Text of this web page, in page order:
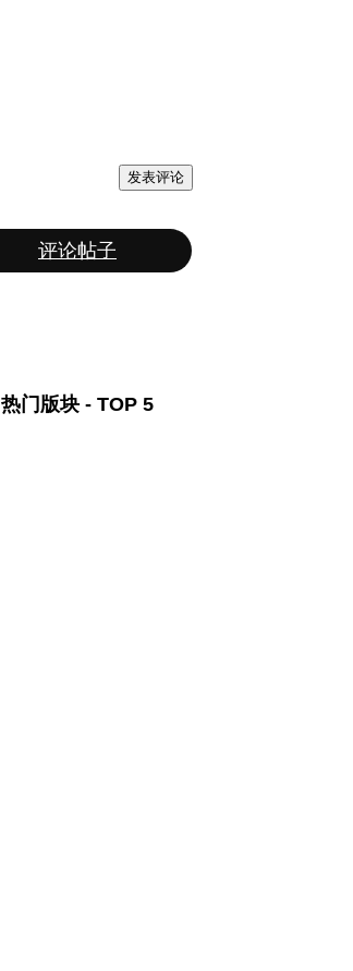
发表评论
评论帖子
热门版块 - TOP 5